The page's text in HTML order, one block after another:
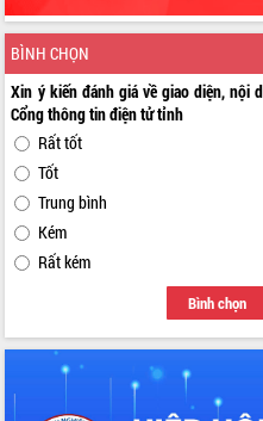
BÌNH CHỌN
Xin ý kiến đánh giá về giao diện, nội
Cổng thông tin điện tử tỉnh
Rất tốt
Tốt
Trung bình
Kém
Rất kém
Bình chọn